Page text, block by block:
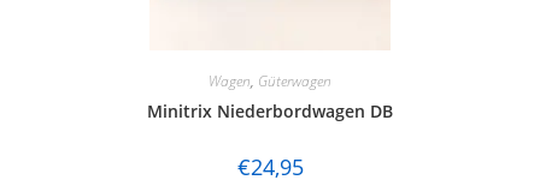
Wagen, Güterwagen
Minitrix Niederbordwagen DB
€24,95